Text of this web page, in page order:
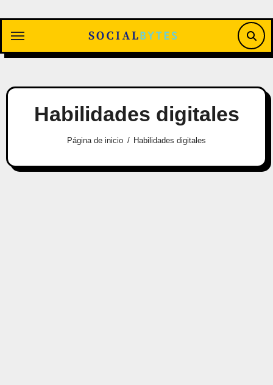
contenido
Habilidades digitales
Página de inicio Habilidades digitales